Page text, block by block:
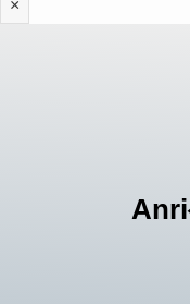
×
Anri